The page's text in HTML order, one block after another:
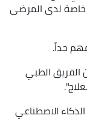
لدى المرضى
جداً.
الطبي
الاصطناعي